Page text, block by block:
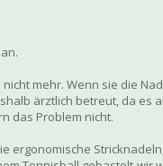
mehr. Wenn sie die
ärztlich betreut, da es
das Problem nicht.
ergonomische